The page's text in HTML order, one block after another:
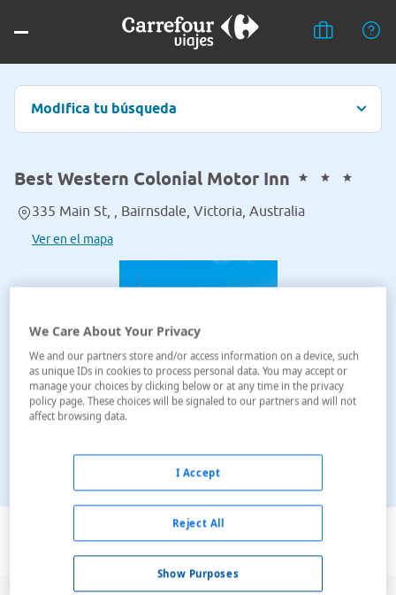
Modifica tu búsqueda
Best Western Colonial Motor Inn
335 Main St, , Bairnsdale, Victoria, Australia
Ver en el mapa
We Care About Your Privacy
We and our partners store and/or access information on a device, such
as unique IDs in cookies to process personal data. You may accept or
manage your choices by clicking below or at any time in the privacy
policy page. These choices will be signaled to our partners and will not
affect browsing data.
Show Purposes
Reject All
I Accept